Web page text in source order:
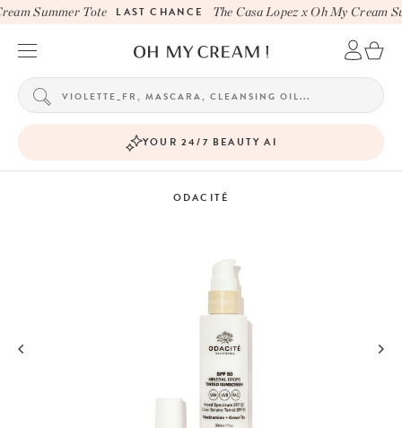
Summer Tote LAST CHANCE The Casa Lopez x Oh My Cream
YOUR 24/7 BEAUTY AI
ODACITÉ